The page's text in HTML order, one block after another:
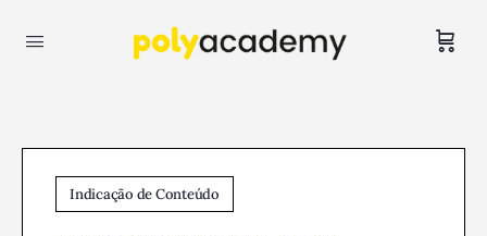
Indicação de Conteúdo